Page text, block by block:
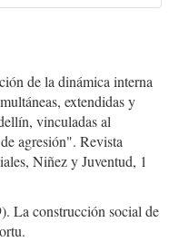
de la dinámica interna
extendidas y
vinculadas al
agresión". Revista
Niñez y Juventud, 1
La construcción social de